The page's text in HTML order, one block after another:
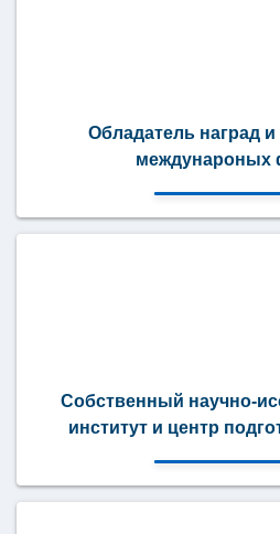
Обладатель наград
междунароных
Собственный научно-
институт и центр